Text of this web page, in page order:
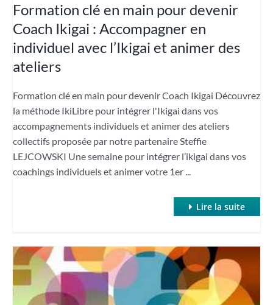
Formation clé en main pour devenir
Coach Ikigai : Accompagner en
individuel avec l’Ikigai et animer des
ateliers
Formation clé en main pour devenir Coach Ikigai Découvrez
la méthode IkiLibre pour intégrer l'Ikigai dans vos
accompagnements individuels et animer des ateliers
collectifs proposée par notre partenaire Steffie
LEJCOWSKI Une semaine pour intégrer l’ikigai dans vos
coachings individuels et animer votre 1er ...
Lire la suite